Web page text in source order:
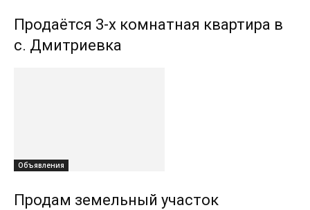
Продаётся 3-х комнатная квартира в
с. Дмитриевка
Объявления
Продам земельный участок